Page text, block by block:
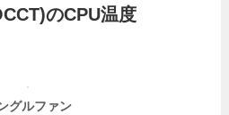
のCPU温度
グルファン